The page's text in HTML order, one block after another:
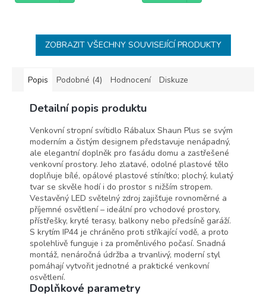
ZOBRAZIT VŠECHNY SOUVISEJÍCÍ PRODUKTY
Popis Podobné (4) Hodnocení Diskuze
Detailní popis produktu
Venkovní stropní svítidlo Rábalux Shaun Plus se svým
moderním a čistým designem představuje nenápadný,
ale elegantní doplněk pro fasádu domu a zastřešené
venkovní prostory. Jeho zlatavé, odolné plastové tělo
doplňuje bílé, opálové plastové stínítko; plochý, kulatý
tvar se skvěle hodí i do prostor s nižším stropem.
Vestavěný LED světelný zdroj zajišťuje rovnoměrné a
příjemné osvětlení – ideální pro vchodové prostory,
přístřešky, kryté terasy, balkony nebo předsíně garáží.
S krytím IP44 je chráněno proti stříkající vodě, a proto
spolehlivě funguje i za proměnlivého počasí. Snadná
montáž, nenáročná údržba a trvanlivý, moderní styl
pomáhají vytvořit jednotné a praktické venkovní
osvětlení.
Doplňkové parametry